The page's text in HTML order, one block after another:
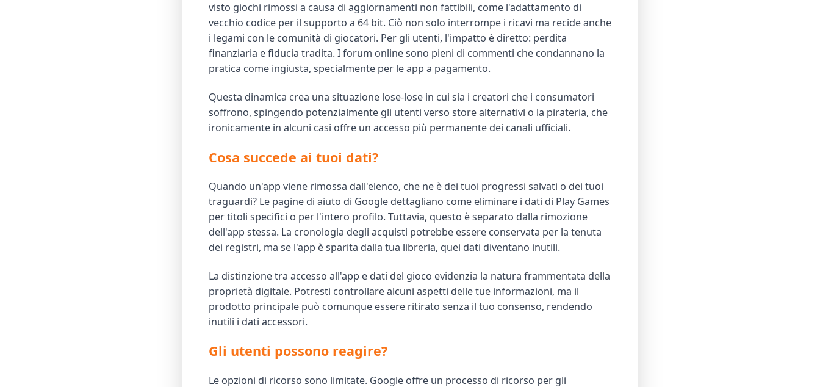
visto giochi rimossi a causa di aggiornamenti non fattibili, come l'adattamento di
vecchio codice per il supporto a 64 bit. Ciò non solo interrompe i ricavi ma recide anche
i legami con le comunità di giocatori. Per gli utenti, l'impatto è diretto: perdita
finanziaria e fiducia tradita. I forum online sono pieni di commenti che condannano la
pratica come ingiusta, specialmente per le app a pagamento.
Questa dinamica crea una situazione lose-lose in cui sia i creatori che i consumatori
soffrono, spingendo potenzialmente gli utenti verso store alternativi o la pirateria, che
ironicamente in alcuni casi offre un accesso più permanente dei canali ufficiali.
Cosa succede ai tuoi dati?
Quando un'app viene rimossa dall'elenco, che ne è dei tuoi progressi salvati o dei tuoi
traguardi? Le pagine di aiuto di Google dettagliano come eliminare i dati di Play Games
per titoli specifici o per l'intero profilo. Tuttavia, questo è separato dalla rimozione
dell'app stessa. La cronologia degli acquisti potrebbe essere conservata per la tenuta
dei registri, ma se l'app è sparita dalla tua libreria, quei dati diventano inutili.
La distinzione tra accesso all'app e dati del gioco evidenzia la natura frammentata della
proprietà digitale. Potresti controllare alcuni aspetti delle tue informazioni, ma il
prodotto principale può comunque essere ritirato senza il tuo consenso, rendendo
inutili i dati accessori.
Gli utenti possono reagire?
Le opzioni di ricorso sono limitate. Google offre un processo di ricorso per gli